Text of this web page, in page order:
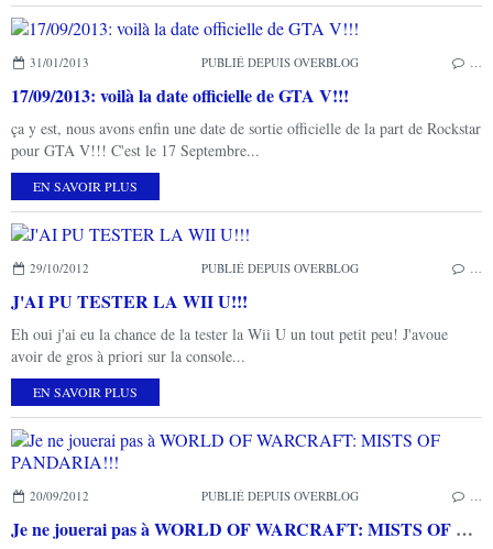
31/01/2013 PUBLIÉ DEPUIS OVERBLOG
17/09/2013: voilà la date officielle de GTA V!!!
ça y est, nous avons enfin une date de sortie officielle de la part de Rockstar
pour GTA V!!! C'est le 17 Septembre...
EN SAVOIR PLUS
29/10/2012 PUBLIÉ DEPUIS OVERBLOG
J'AI PU TESTER LA WII U!!!
Eh oui j'ai eu la chance de la tester la Wii U un tout petit peu! J'avoue
avoir de gros à priori sur la console...
EN SAVOIR PLUS
20/09/2012 PUBLIÉ DEPUIS OVERBLOG
Je ne jouerai pas à WORLD OF WARCRAFT: MISTS OF PANDARIA!!!